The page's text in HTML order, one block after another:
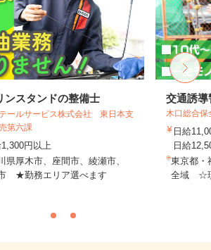
ンスタンドの整備士
ールサービス株式会社 東日本支
第六課
円以上
県厚木市、座間市、綾瀬市、
★勤務エリア選べます
交通誘導
木口総合保
日給
日給
東京都・
全域 ☆